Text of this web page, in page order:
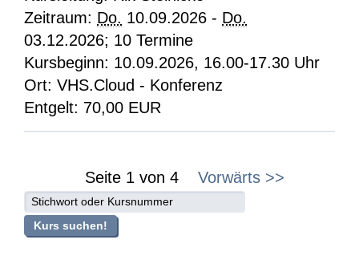
Zeitraum: Do. 10.09.2026 - Do.
03.12.2026; 10 Termine
Kursbeginn: 10.09.2026, 16.00-17.30 Uhr
Ort: VHS.Cloud - Konferenz
Entgelt: 70,00 EUR
Seite 1 von 4
Vorwärts >>
suche
Kurs suchen!